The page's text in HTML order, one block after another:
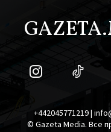
+442045771219 |
© Gazeta Media. Все